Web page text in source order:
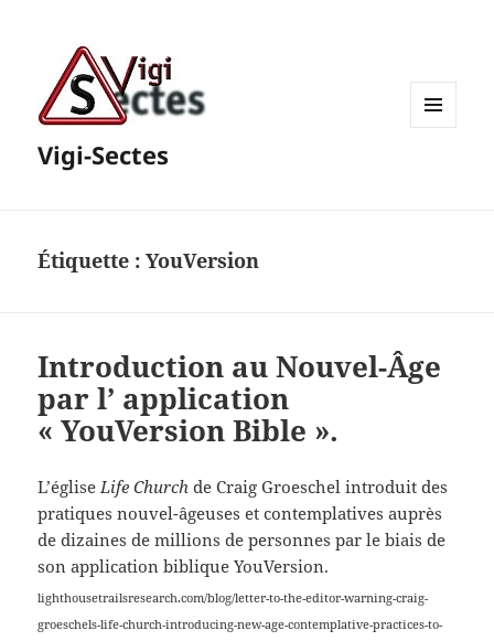
Vigi-Sectes
Étiquette :YouVersion
Introduction au Nouvel-Âge
par l’ application
« YouVersion Bible ».
L’égliseLife Church de Craig Groeschel introduit des
pratiques nouvel-âgeuses et contemplatives auprès
de dizaines de millions de personnes par le biais de
son application biblique YouVersion.
lighthousetrailsresearch.com/blog/letter-to-the-editor-warning-craig-
groeschels-life-church-introducing-new-age-contemplative-practices-to-